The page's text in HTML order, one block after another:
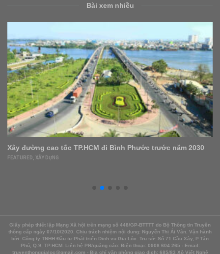
Bài xem nhiều
đi Bình Phước trước năm 2030
Ocean View Nha
Giấy phép thiết lập Mạng Xã hội trên mạng số 448/GP-BTTTT do Bộ Thông tin Truyền
thông cấp ngày 07/10/2020. Chịu trách nhiệm nội dung: Nguyễn Thị Ái Vân. Vận hành
bởi: Công ty TNHH Đầu tư Phát triển Dịch vụ Gia Lộc. Trụ sở: Số 71 Cầu Xây, P.Tân
Phú, Q.9, TP.HCM. Liên hệ PR/quảng cáo: Điện thoại: 0908 604 265 - Email:
truyenthonggialoc@gmail.com - Địa chỉ văn phòng giao dịch: 685/83 Xô Viết Nghệ